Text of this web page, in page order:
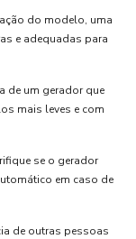
do modelo, uma
e adequadas para
de um gerador que
mais leves e com
se o gerador
em caso de
de outras pessoas